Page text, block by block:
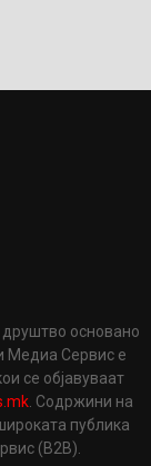
основано
Медиа Сервис е
се објавуваат
. Содржини на
публика
(B2B).